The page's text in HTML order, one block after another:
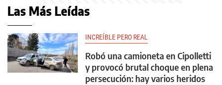
Las Más Leídas
INCREÍBLE PERO REAL
Robó una camioneta en Cipolletti
y provocó brutal choque en plena
persecución: hay varios heridos